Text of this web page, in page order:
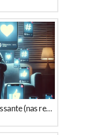
O cansaço de ser interessante (nas redes sociais)